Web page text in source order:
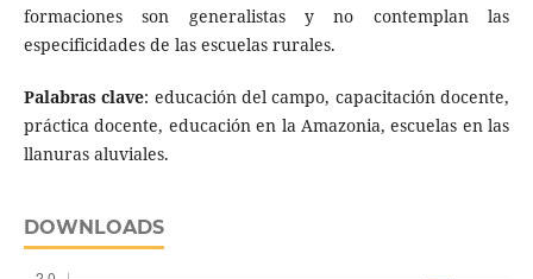
formaciones son generalistas y no contemplan las
especificidades de las escuelas rurales.
Palabras clave: educación del campo, capacitación docente,
práctica docente, educación en la Amazonia, escuelas en las
llanuras aluviales.
DOWNLOADS